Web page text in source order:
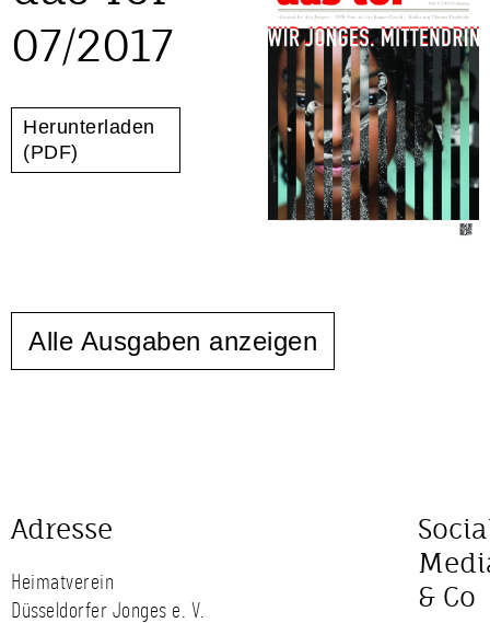
07/2017
Herunterladen
(PDF)
Alle Ausgaben anzeigen
Adresse
Heimatverein
Düsseldorfer Jonges e. V.
& Co